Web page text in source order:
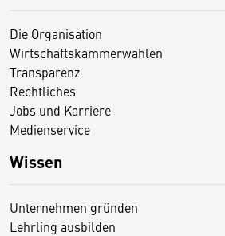
Die Organisation
Wirtschaftskammerwahlen
Transparenz
Rechtliches
Jobs und Karriere
Medienservice
Wissen
Unternehmen gründen
Lehrling ausbilden